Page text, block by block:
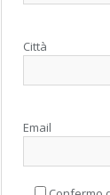
Città
Email